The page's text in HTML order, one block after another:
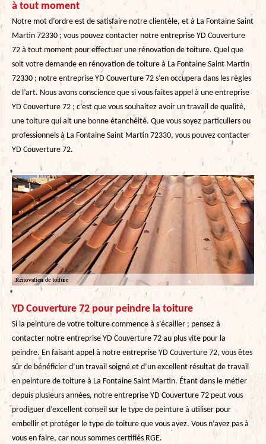
à tout moment
Notre mot d’ordre est de satisfaire notre clientèle, et à La Fontaine Saint
Martin 72330 ; vous pouvez contacter notre entreprise YD Couverture
72 à tout moment pour effectuer une rénovation de toiture. Quel que
soit votre demande en rénovation de toiture à La Fontaine Saint Martin
72330 ; notre entreprise YD Couverture 72 s’en occupera dans les règles
de l’art. Nous avons conscience que si vous faites appel à une entreprise
YD Couverture 72 ; c’est que vous souhaitez avoir un travail de qualité,
une toiture qui ait une bonne étanchéité. Que vous soyez particuliers ou
professionnels à La Fontaine Saint Martin 72330, vous pouvez contacter
YD Couverture 72.
YD Couverture 72 pour peindre la toiture
Si la peinture de votre toiture commence à s’écailler ; pensez à
contacter notre entreprise YD Couverture 72 au plus vite pour la
peindre. En faisant appel à notre entreprise YD Couverture 72, vous êtes
sûr de bénéficier d’un travail soigné et d’un excellent résultat de travail
en peinture de toiture à La Fontaine Saint Martin. Étant dans le métier
depuis plusieurs années, notre entreprise YD Couverture 72 peut vous
prodiguer d’excellent conseil sur le type de peinture à utiliser pour
embellir et protéger le type de toiture que vous avez. Vous n’avez pas à
vous en faire, car nous sommes certifiés RGE.